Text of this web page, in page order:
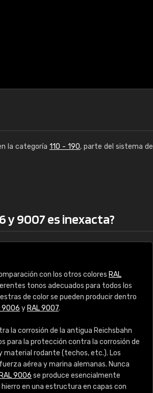
la categoría 110 - 190, parte del sistema de
y 9007 es inexacta?
con los otros colores RAL
tonos adecuados para todos los
de color se pueden producir dentro
9006 y RAL 9007.
la corrosión de la antigua Reichsbahn
para la protección contra la corrosión de
material rodante (techos, etc.). Los
aérea y marina alemanas. Nunca
RAL 9006 se produce esencialmente
hierro en una estructura en capas con
RAL K7 a base de agua
Info / pedido